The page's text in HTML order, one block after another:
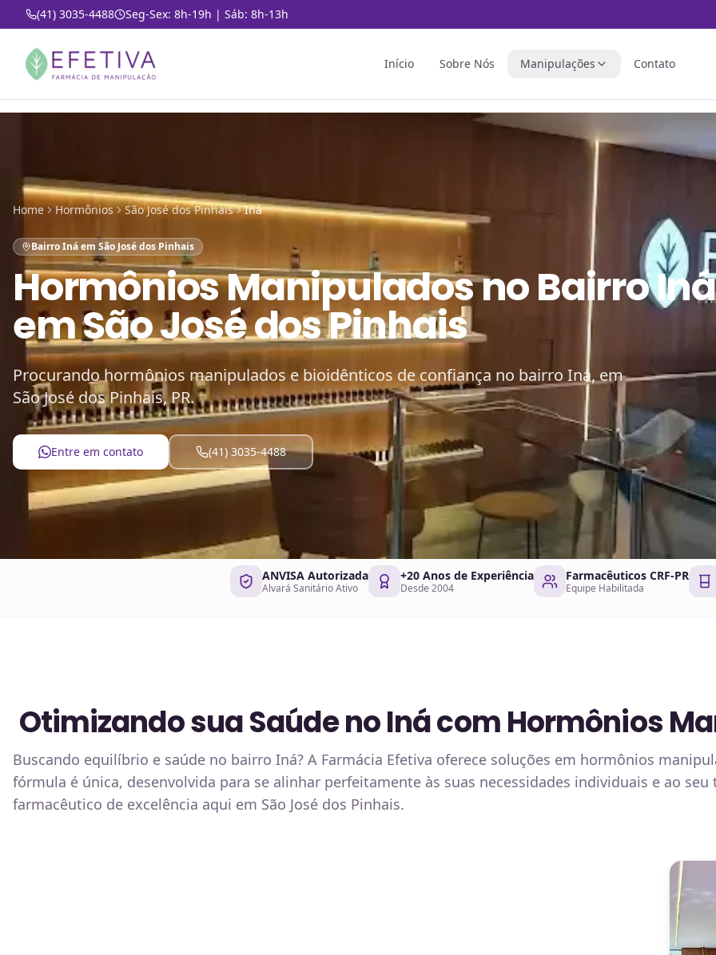
(41) 3035-4488 Seg-Sex: 8h-19h | Sáb: 8h-13h
Início Sobre Nós Manipulações Contato
Home Hormônios São José dos Pinhais Iná
Bairro Iná em São José dos Pinhais
Hormônios ManipuladosnoBairro Iná
em São José dos Pinhais
Procurando hormônios manipulados e bioidênticos de confiança no bairro Iná, em
São José dos Pinhais, PR.
Entre em contato (41) 3035-4488
ANVISA Autorizada
Alvará Sanitário Ativo
+20 Anos de Experiência
Desde 2004
Farmacêuticos CRF-PR
Equipe Habilitada
Otimizando sua Saúde no Iná com Hormônios
Buscando equilíbrio e saúde no bairro Iná? A Farmácia Efetiva oferece soluções em hormônios
fórmula é única, desenvolvida para se alinhar perfeitamente às suas necessidades individuais e ao
farmacêutico de excelência aqui em São José dos Pinhais.